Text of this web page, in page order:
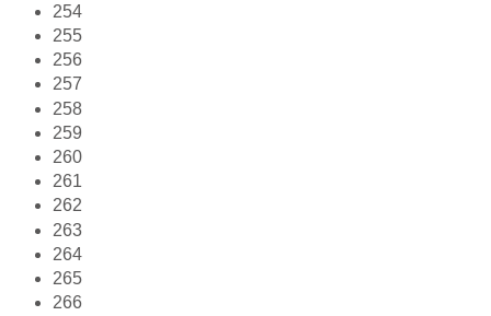
254
255
256
257
258
259
260
261
262
263
264
265
266